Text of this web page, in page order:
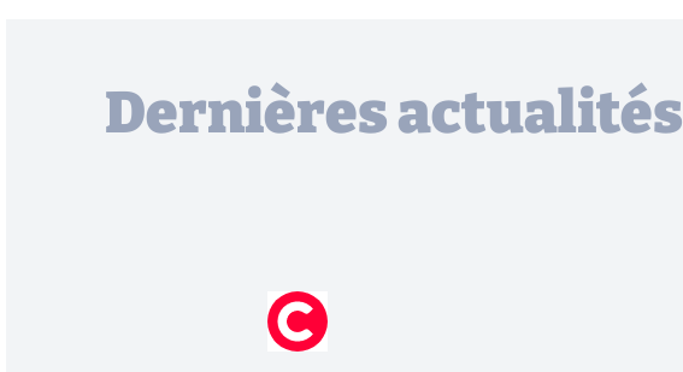
Dernières actualités